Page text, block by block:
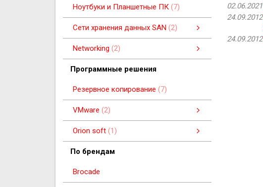
Ноутбуки и Планшетные ПК 7
Cети хранения данных SAN 2
Networking 2
Программные решения
Резервное копирование 7
VMware 2
Orion soft 1
По брендам
Brocade
02.06.2021
24.09.2012
24.09.2012